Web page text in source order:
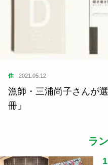
住 2021.05.12
漁師・三浦尚子さんが
冊」
ラ
1